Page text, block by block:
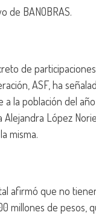
de BANOBRAS.
de
ASF, ha
a la población del
López
misma.
afirmó que no
millones de pesos,